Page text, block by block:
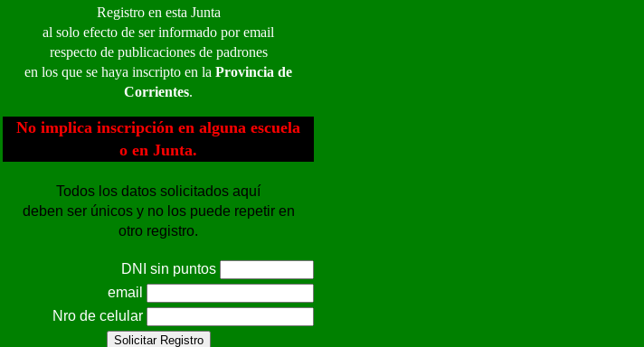
Registro en esta Junta
al solo efecto de ser informado por email
respecto de publicaciones de padrones
en los que se haya inscripto en la Provincia de
Corrientes.
No implica inscripción en alguna escuela
o en Junta.
Todos los datos solicitados aquí
deben ser únicos y no los puede repetir en
otro registro.
DNI sin puntos
email
Nro de celular
Solicitar Registro